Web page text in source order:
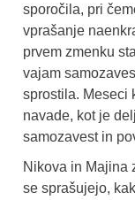
sporočila, pri
vprašanje
prvem zmenku
vajam
sprostila. Meseci
navade, kot je
samozavest in
Nikova in Majina
se sprašujejo,